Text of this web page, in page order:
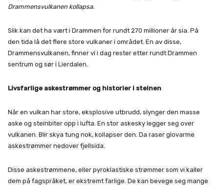
Drammensvulkanen kollapsa.
Slik kan det ha vært i Drammen for rundt 270 millioner år sia. På
den tida lå det flere store vulkaner i området. En av disse,
Drammensvulkanen, finner vi i dag rester etter rundt Drammen
sentrum og sør i Lierdalen.
Livsfarlige askestrømmer og historier i steinen
Når en vulkan har store, eksplosive utbrudd, slynger den masse
aske og steinbiter opp i lufta. En stor askesky legger seg over
vulkanen. Blir skya tung nok, kollapser den. Da raser glovarme
askestrømmer nedover fjellsida.
Disse askestrømmene, eller pyroklastiske strømmer som vi kaller
dem på fagspråket, er ekstremt farlige. De kan bevege seg mange